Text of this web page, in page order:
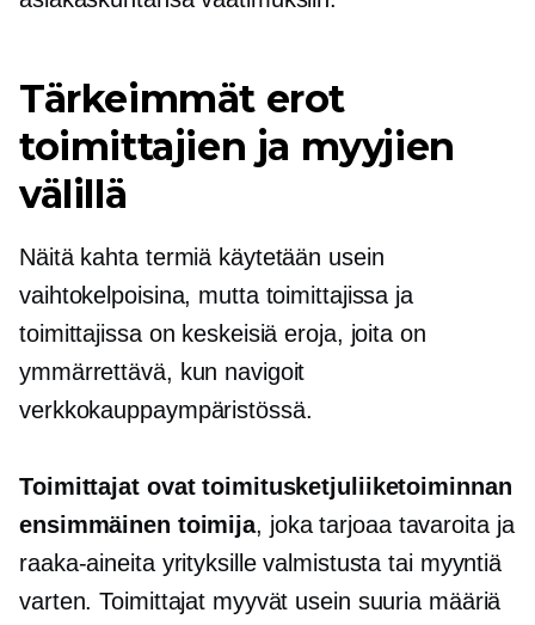
Tärkeimmät erot
toimittajien ja myyjien
välillä
Näitä kahta termiä käytetään usein
vaihtokelpoisina, mutta toimittajissa ja
toimittajissa on keskeisiä eroja, joita on
ymmärrettävä, kun navigoit
verkkokauppaympäristössä.
Toimittajat ovat toimitusketjuliiketoiminnan
ensimmäinen toimija, joka tarjoaa tavaroita ja
raaka-aineita yrityksille valmistusta tai myyntiä
varten. Toimittajat myyvät usein suuria määriä